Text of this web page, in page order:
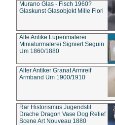
Murano Glas - Fisch 1960?
Glaskunst Glasobjekt Mille Fiori
Alte Antike Lupenmalerei
Miniaturmalerei Signiert Seguin
Um 1860/1880
Alter Antiker Granat Armreif
Armband Um 1900/1910
Rar Historismus Jugendstil
Drache Dragon Vase Dog Relief
Scene Art Nouveau 1880